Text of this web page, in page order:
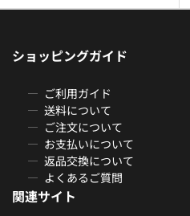
ショッピングガイド
ご利用ガイド
送料について
ご注文について
お支払いについて
返品交換について
よくあるご質問
関連サイト